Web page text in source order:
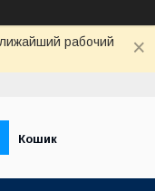
рабочий
Кошик